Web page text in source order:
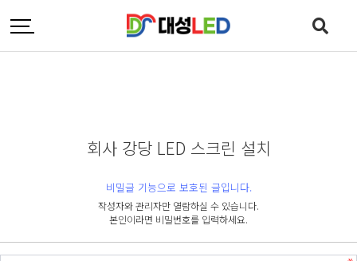
회사 강당 LED 스크린 설치
비밀글 기능으로 보호된 글입니다.
작성자와 관리자만 열람하실 수 있습니다.
본인이라면 비밀번호를 입력하세요.